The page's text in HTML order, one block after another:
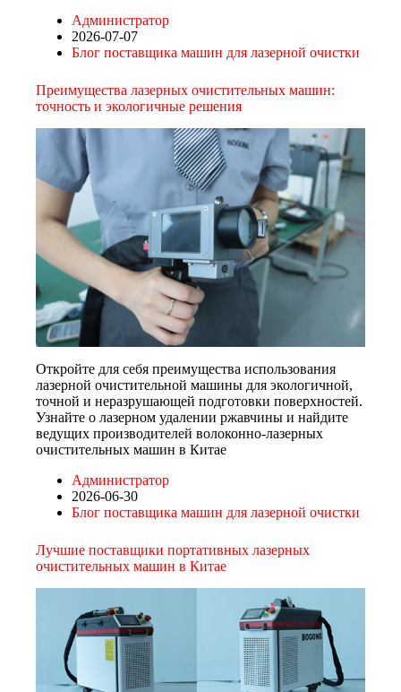
Администратор
2026-07-07
Блог поставщика машин для лазерной очистки
Преимущества лазерных очистительных машин:
точность и экологичные решения
Откройте для себя преимущества использования
лазерной очистительной машины для экологичной,
точной и неразрушающей подготовки поверхностей.
Узнайте о лазерном удалении ржавчины и найдите
ведущих производителей волоконно-лазерных
очистительных машин в Китае
Администратор
2026-06-30
Блог поставщика машин для лазерной очистки
Лучшие поставщики портативных лазерных
очистительных машин в Китае